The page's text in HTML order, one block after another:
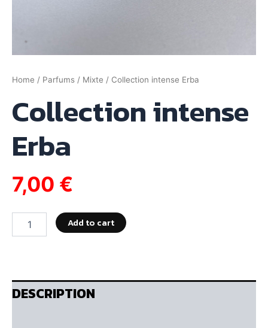
Home / Parfums / Mixte / Collection intense Erba
Collection intense
Erba
7,00 €
Add to cart
DESCRIPTION